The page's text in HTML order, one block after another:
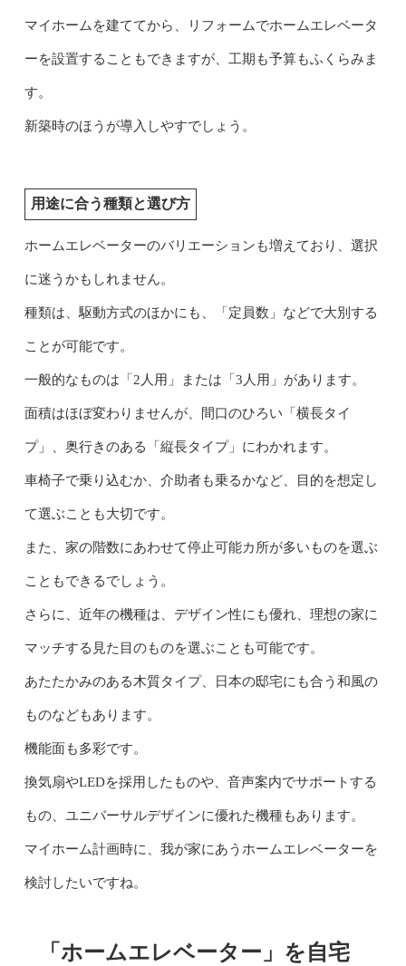
マイホームを建ててから、リフォームでホームエレベータ
ーを設置することもできますが、工期も予算もふくらみま
す。
新築時のほうが導入しやすでしょう。
用途に合う種類と選び方
ホームエレベーターのバリエーションも増えており、選択
に迷うかもしれません。
種類は、駆動方式のほかにも、「定員数」などで大別する
ことが可能です。
一般的なものは「2人用」または「3人用」があります。
面積はほぼ変わりませんが、間口のひろい「横長タイ
プ」、奥行きのある「縦長タイプ」にわかれます。
車椅子で乗り込むか、介助者も乗るかなど、目的を想定し
て選ぶことも大切です。
また、家の階数にあわせて停止可能カ所が多いものを選ぶ
こともできるでしょう。
さらに、近年の機種は、デザイン性にも優れ、理想の家に
マッチする見た目のものを選ぶことも可能です。
あたたかみのある木質タイプ、日本の邸宅にも合う和風の
ものなどもあります。
機能面も多彩です。
換気扇やLEDを採用したものや、音声案内でサポートする
もの、ユニバーサルデザインに優れた機種もあります。
マイホーム計画時に、我が家にあうホームエレベーターを
検討したいですね。
「ホームエレベーター」を自宅